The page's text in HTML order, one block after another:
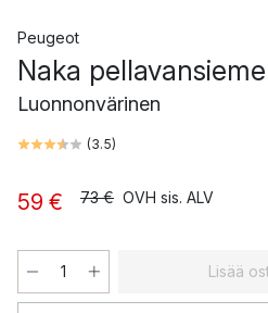
Peugeot
Naka
Luonnonvärinen
(3.5)
59 € 73 € OVH sis. ALV
Lisää